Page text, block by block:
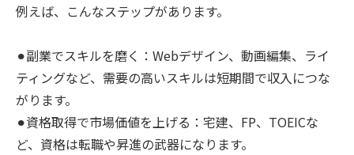
例えば、こんなステップがあります。
⚫︎副業でスキルを磨く：Webデザイン、動画編集、ライ
ティングなど、需要の高いスキルは短期間で収入につな
がります。
⚫︎資格取得で市場価値を上げる：宅建、FP、TOEICな
ど、資格は転職や昇進の武器になります。